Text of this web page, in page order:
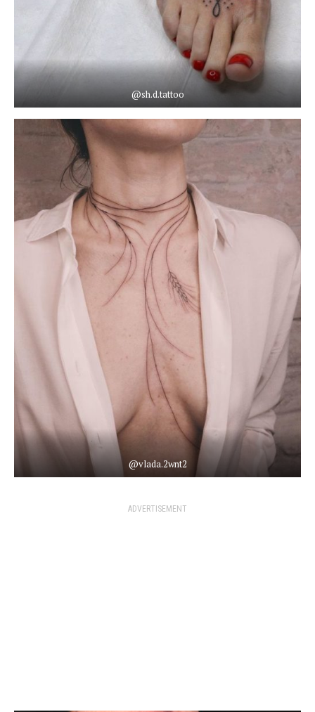
@sh.d.tattoo
@vlada.2wnt2
ADVERTISEMENT